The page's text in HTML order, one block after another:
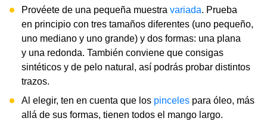
Provéete de una pequeña muestra variada. Prueba
en principio con tres tamaños diferentes (uno pequeño,
uno mediano y uno grande) y dos formas: una plana
y una redonda. También conviene que consigas
sintéticos y de pelo natural, así podrás probar distintos
trazos.
Al elegir, ten en cuenta que los pinceles para óleo, más
allá de sus formas, tienen todos el mango largo.